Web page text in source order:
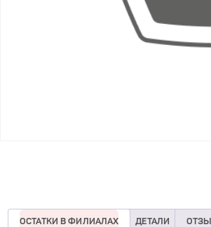
ОСТАТКИ В ФИЛИАЛАХ ДЕТАЛИ